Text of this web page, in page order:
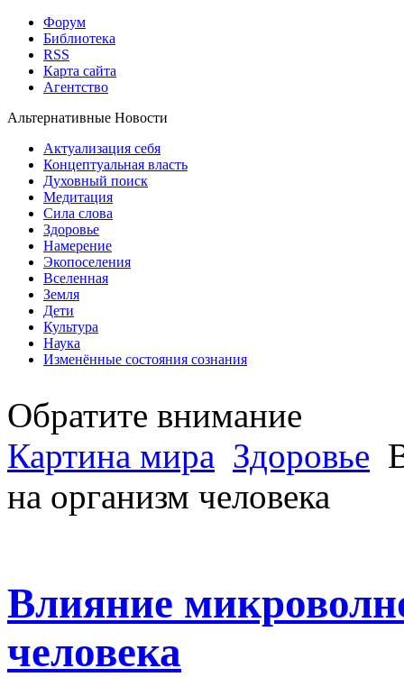
Форум
Библиотека
RSS
Карта сайта
Агентство
Альтернативные Новости
Актуализация себя
Концептуальная власть
Духовный поиск
Медитация
Сила слова
Здоровье
Намерение
Экопоселения
Вселенная
Земля
Дети
Культура
Наука
Изменённые состояния сознания
Обратите внимание
Картина мира Здоровье
на организм человека
Влияние
человека